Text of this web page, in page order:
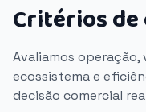
Critérios
Avaliamos
ecossistema e
decisão comercial